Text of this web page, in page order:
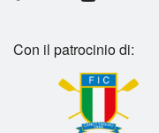
Con il patrocinio di: